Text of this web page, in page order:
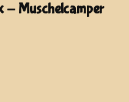
- Muschelcamper